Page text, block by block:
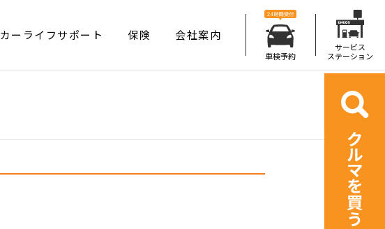
カーライフサポート 保険 会社案内
車検予約
サービス
ステーション